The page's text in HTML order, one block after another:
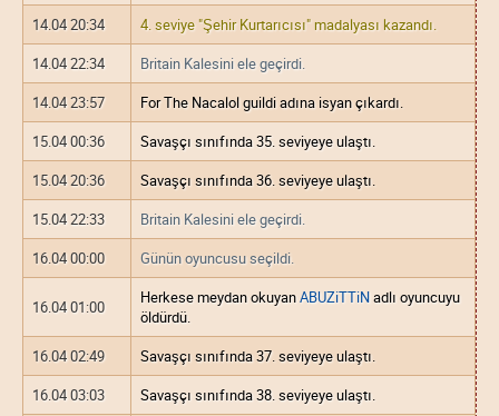
14.04 20:34
4. seviye "Şehir Kurtarıcısı" madalyası kazandı.
14.04 22:34
Britain Kalesini ele geçirdi.
14.04 23:57
For The Nacalol guildi adına isyan çıkardı.
15.04 00:36
Savaşçı sınıfında 35. seviyeye ulaştı.
15.04 20:36
Savaşçı sınıfında 36. seviyeye ulaştı.
15.04 22:33
Britain Kalesini ele geçirdi.
16.04 00:00
Günün oyuncusu seçildi.
16.04 01:00 Herkese meydan okuyanABUZiTTiNadlı oyuncuyu
öldürdü.
16.04 02:49
Savaşçı sınıfında 37. seviyeye ulaştı.
16.04 03:03
Savaşçı sınıfında 38. seviyeye ulaştı.